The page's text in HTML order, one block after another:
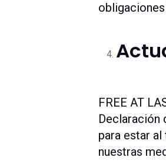
FREE AT
Declaración
para estar
nuestras